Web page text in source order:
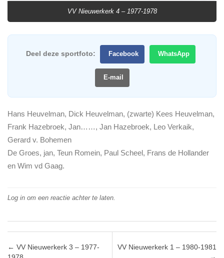
VV Nieuwerkerk 4 – 1977-1978
Deel deze sportfoto: Facebook WhatsApp
E-mail
Hans Heuvelman, Dick Heuvelman, (zwarte) Kees Heuvelman,
Frank Hazebroek, Jan……, Jan Hazebroek, Leo Verkaik,
Gerard v. Bohemen
De Groes, jan, Teun Romein, Paul Scheel, Frans de Hollander
en Wim vd Gaag.
Log in om een reactie achter te laten.
Post navigation
← VV Nieuwerkerk 3 – 1977-
VV Nieuwerkerk 1 – 1980-1981